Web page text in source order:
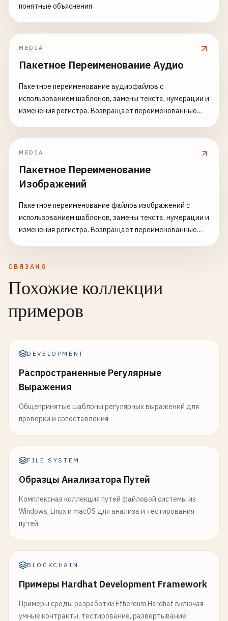
понятные объяснения
MEDIA
Пакетное Переименование Аудио
Пакетное переименование аудиофайлов с
использованием шаблонов, замены текста, нумерации и
изменения регистра. Возвращает переименованные
MEDIA
Пакетное Переименование
Изображений
Пакетное переименование файлов изображений с
использованием шаблонов, замены текста, нумерации и
изменения регистра. Возвращает переименованные
СВЯЗАНО
Похожие коллекции
примеров
DEVELOPMENT
Распространенные Регулярные
Выражения
Общепринятые шаблоны регулярных выражений для
проверки и сопоставления
FILE SYSTEM
Образцы Анализатора Путей
Комплексная коллекция путей файловой системы из
Windows, Linux и macOS для анализа и тестирования
путей
BLOCKCHAIN
Примеры Hardhat Development Framework
Примеры среды разработки Ethereum Hardhat включая
умные контракты, тестирование, развертывание,